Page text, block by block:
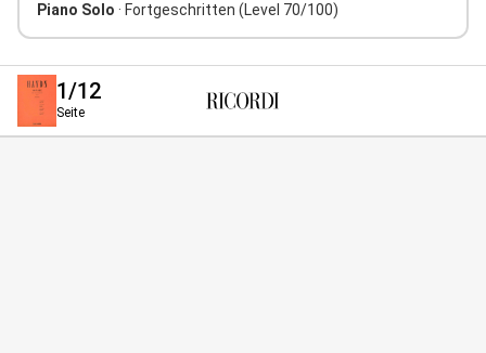
Piano Solo · Fortgeschritten (Level 70/100)
1/12
Seite